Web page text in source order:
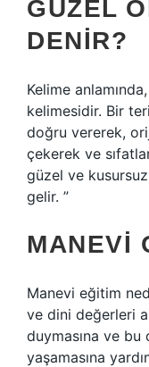
GÜZEL
DENIR?
Kelime
kelimesidir. Bir
doğru vererek,
çekerek ve
güzel ve
gelir. ”
MANEVI
Manevi eğitim
ve dini değerleri
duymasına ve
yaşamasına